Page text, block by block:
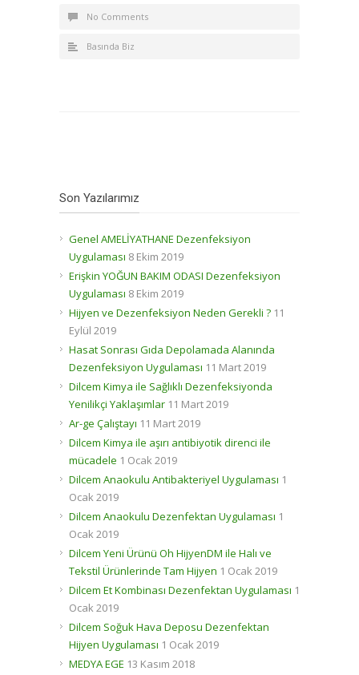
No Comments
Basında Biz
Son Yazılarımız
Genel AMELİYATHANE Dezenfeksiyon
Uygulaması 8 Ekim 2019
Erişkin YOĞUN BAKIM ODASI Dezenfeksiyon
Uygulaması 8 Ekim 2019
Hijyen ve Dezenfeksiyon Neden Gerekli ? 11
Eylül 2019
Hasat Sonrası Gıda Depolamada Alanında
Dezenfeksiyon Uygulaması 11 Mart 2019
Dilcem Kimya ile Sağlıklı Dezenfeksiyonda
Yenilikçi Yaklaşımlar 11 Mart 2019
Ar-ge Çalıştayı 11 Mart 2019
Dilcem Kimya ile aşırı antibiyotik direnci ile
mücadele 1 Ocak 2019
Dilcem Anaokulu Antibakteriyel Uygulaması 1
Ocak 2019
Dilcem Anaokulu Dezenfektan Uygulaması 1
Ocak 2019
Dilcem Yeni Ürünü Oh HijyenDM ile Halı ve
Tekstil Ürünlerinde Tam Hijyen 1 Ocak 2019
Dilcem Et Kombinası Dezenfektan Uygulaması 1
Ocak 2019
Dilcem Soğuk Hava Deposu Dezenfektan
Hijyen Uygulaması 1 Ocak 2019
MEDYA EGE 13 Kasım 2018